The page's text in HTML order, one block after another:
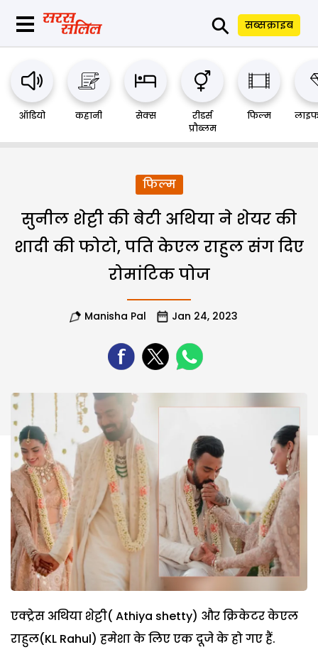
⚲ सब्सक्राइब
ऑडियो कहानी सेक्स
रीडर्स
प्रौब्लम
फिल्म
फिल्म
सुनील शेट्टी की बेटी अथिया ने शेयर की
शादी की फोटो, पति केएल राहुल संग दिए
रोमांटिक पोज
Manisha Pal Jan 24, 2023
एक्ट्रेस अथिया शेट्टी( Athiya shetty) और क्रिकेटर केएल
राहुल(KL Rahul) हमेशा के लिए एक दूजे के हो गए हैं.